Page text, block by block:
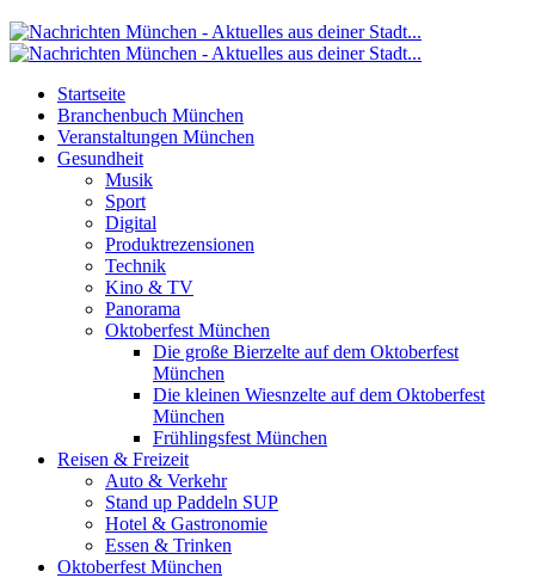
Startseite
Branchenbuch München
Veranstaltungen München
Gesundheit
Musik
Sport
Digital
Produktrezensionen
Technik
Kino & TV
Panorama
Oktoberfest München
Die große Bierzelte auf dem Oktoberfest
München
Die kleinen Wiesnzelte auf dem Oktoberfest
München
Frühlingsfest München
Reisen & Freizeit
Auto & Verkehr
Stand up Paddeln SUP
Hotel & Gastronomie
Essen & Trinken
Oktoberfest München